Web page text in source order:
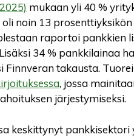
mukaan yli 40 %
noin 13
raportoi pankkien
34 % pankkilainaa
Finnveran takausta.
, jossa
järjestymiseksi.
keskittynyt